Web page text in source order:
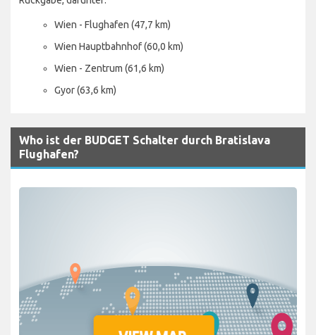
Wien - Flughafen (47,7 km)
Wien Hauptbahnhof (60,0 km)
Wien - Zentrum (61,6 km)
Gyor (63,6 km)
Who ist der BUDGET Schalter durch Bratislava
Flughafen?